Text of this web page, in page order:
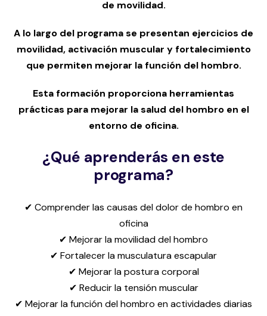
de movilidad.
A lo largo del programa se presentan ejercicios de
movilidad, activación muscular y fortalecimiento
que permiten mejorar la función del hombro.
Esta formación proporciona herramientas
prácticas para mejorar la salud del hombro en el
entorno de oficina.
¿Qué aprenderás en este
programa?
✔ Comprender las causas del dolor de hombro en
oficina
✔ Mejorar la movilidad del hombro
✔ Fortalecer la musculatura escapular
✔ Mejorar la postura corporal
✔ Reducir la tensión muscular
✔ Mejorar la función del hombro en actividades diarias